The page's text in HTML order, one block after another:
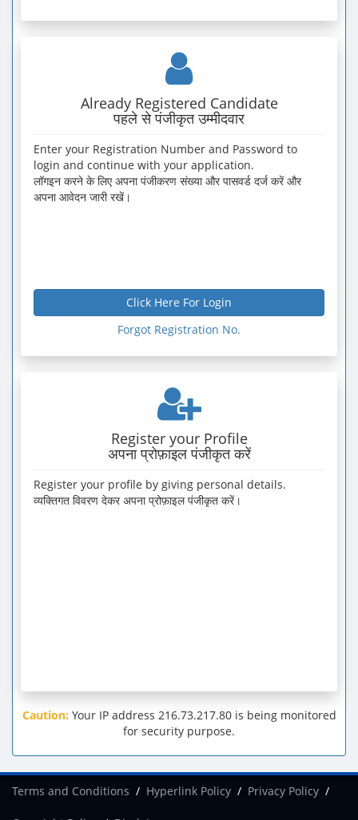
Already Registered Candidate
पहले से पंजीकृत उम्मीदवार
Enter your Registration Number and Password to
login and continue with your application.
लॉगइन करने के लिए अपना पंजीकरण संख्या और पासवर्ड दर्ज करें और
अपना आवेदन जारी रखें।
Register your Profile
अपना प्रोफ़ाइल पंजीकृत करें
Register your profile by giving personal details.
व्यक्तिगत विवरण देकर अपना प्रोफ़ाइल पंजीकृत करें।
Caution:Your IP address 216.73.217.80is being monitored
for security purpose.
Terms and Conditions Hyperlink Policy Privacy Policy